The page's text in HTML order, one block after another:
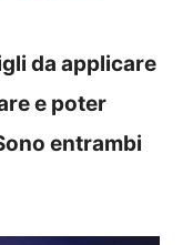
da applicare
e poter
entrambi